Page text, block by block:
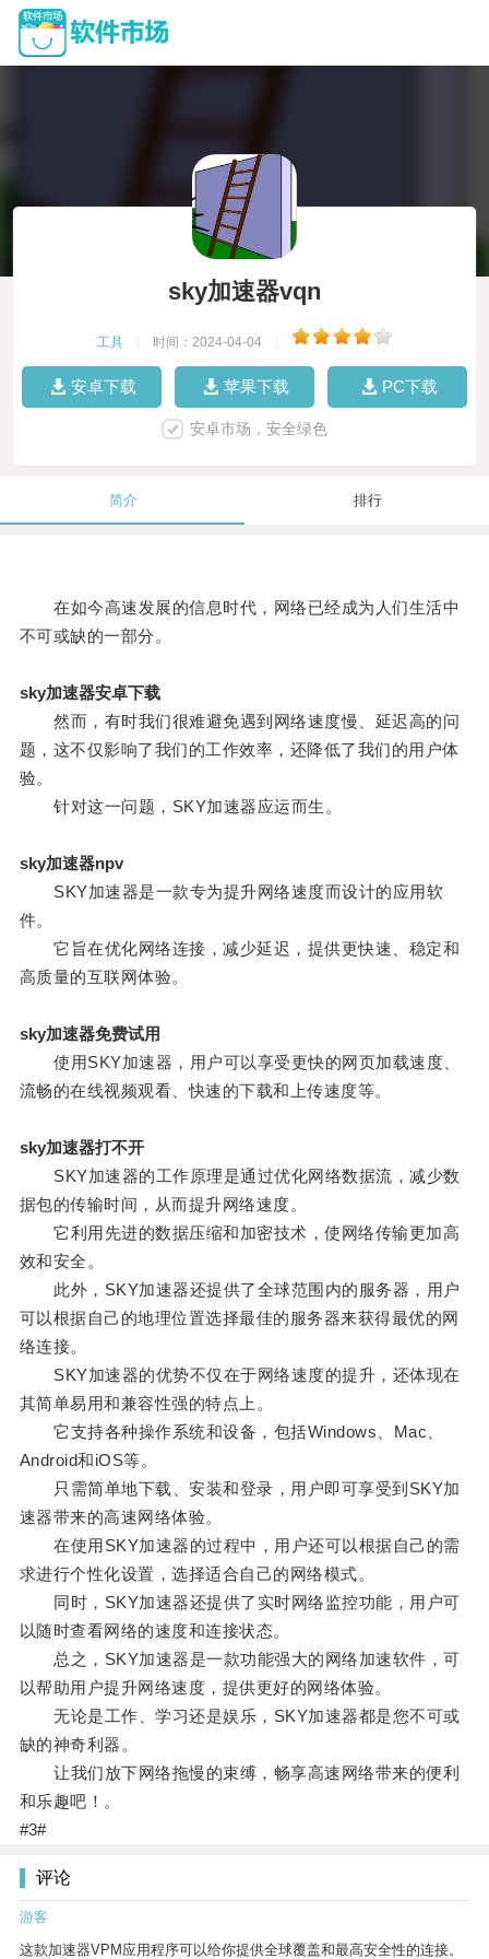
sky加速器vqn
工具 时间：2024-04-04
安卓下载 苹果下载 PC下载
安卓市场，安全绿色
简介 排行
在如今高速发展的信息时代，网络已经成为人们生活中
不可或缺的一部分。
sky加速器安卓下载
然而，有时我们很难避免遇到网络速度慢、延迟高的问
题，这不仅影响了我们的工作效率，还降低了我们的用户体
验。
针对这一问题，SKY加速器应运而生。
sky加速器npv
SKY加速器是一款专为提升网络速度而设计的应用软
件。
它旨在优化网络连接，减少延迟，提供更快速、稳定和
高质量的互联网体验。
sky加速器免费试用
使用SKY加速器，用户可以享受更快的网页加载速度、
流畅的在线视频观看、快速的下载和上传速度等。
sky加速器打不开
SKY加速器的工作原理是通过优化网络数据流，减少数
据包的传输时间，从而提升网络速度。
它利用先进的数据压缩和加密技术，使网络传输更加高
效和安全。
此外，SKY加速器还提供了全球范围内的服务器，用户
可以根据自己的地理位置选择最佳的服务器来获得最优的网
络连接。
SKY加速器的优势不仅在于网络速度的提升，还体现在
其简单易用和兼容性强的特点上。
它支持各种操作系统和设备，包括Windows、Mac、
Android和iOS等。
只需简单地下载、安装和登录，用户即可享受到SKY加
速器带来的高速网络体验。
在使用SKY加速器的过程中，用户还可以根据自己的需
求进行个性化设置，选择适合自己的网络模式。
同时，SKY加速器还提供了实时网络监控功能，用户可
以随时查看网络的速度和连接状态。
总之，SKY加速器是一款功能强大的网络加速软件，可
以帮助用户提升网络速度，提供更好的网络体验。
无论是工作、学习还是娱乐，SKY加速器都是您不可或
缺的神奇利器。
让我们放下网络拖慢的束缚，畅享高速网络带来的便利
和乐趣吧！。
#3#
评论
游客
这款加速器VPM应用程序可以给你提供全球覆盖和最高安全性的连接。